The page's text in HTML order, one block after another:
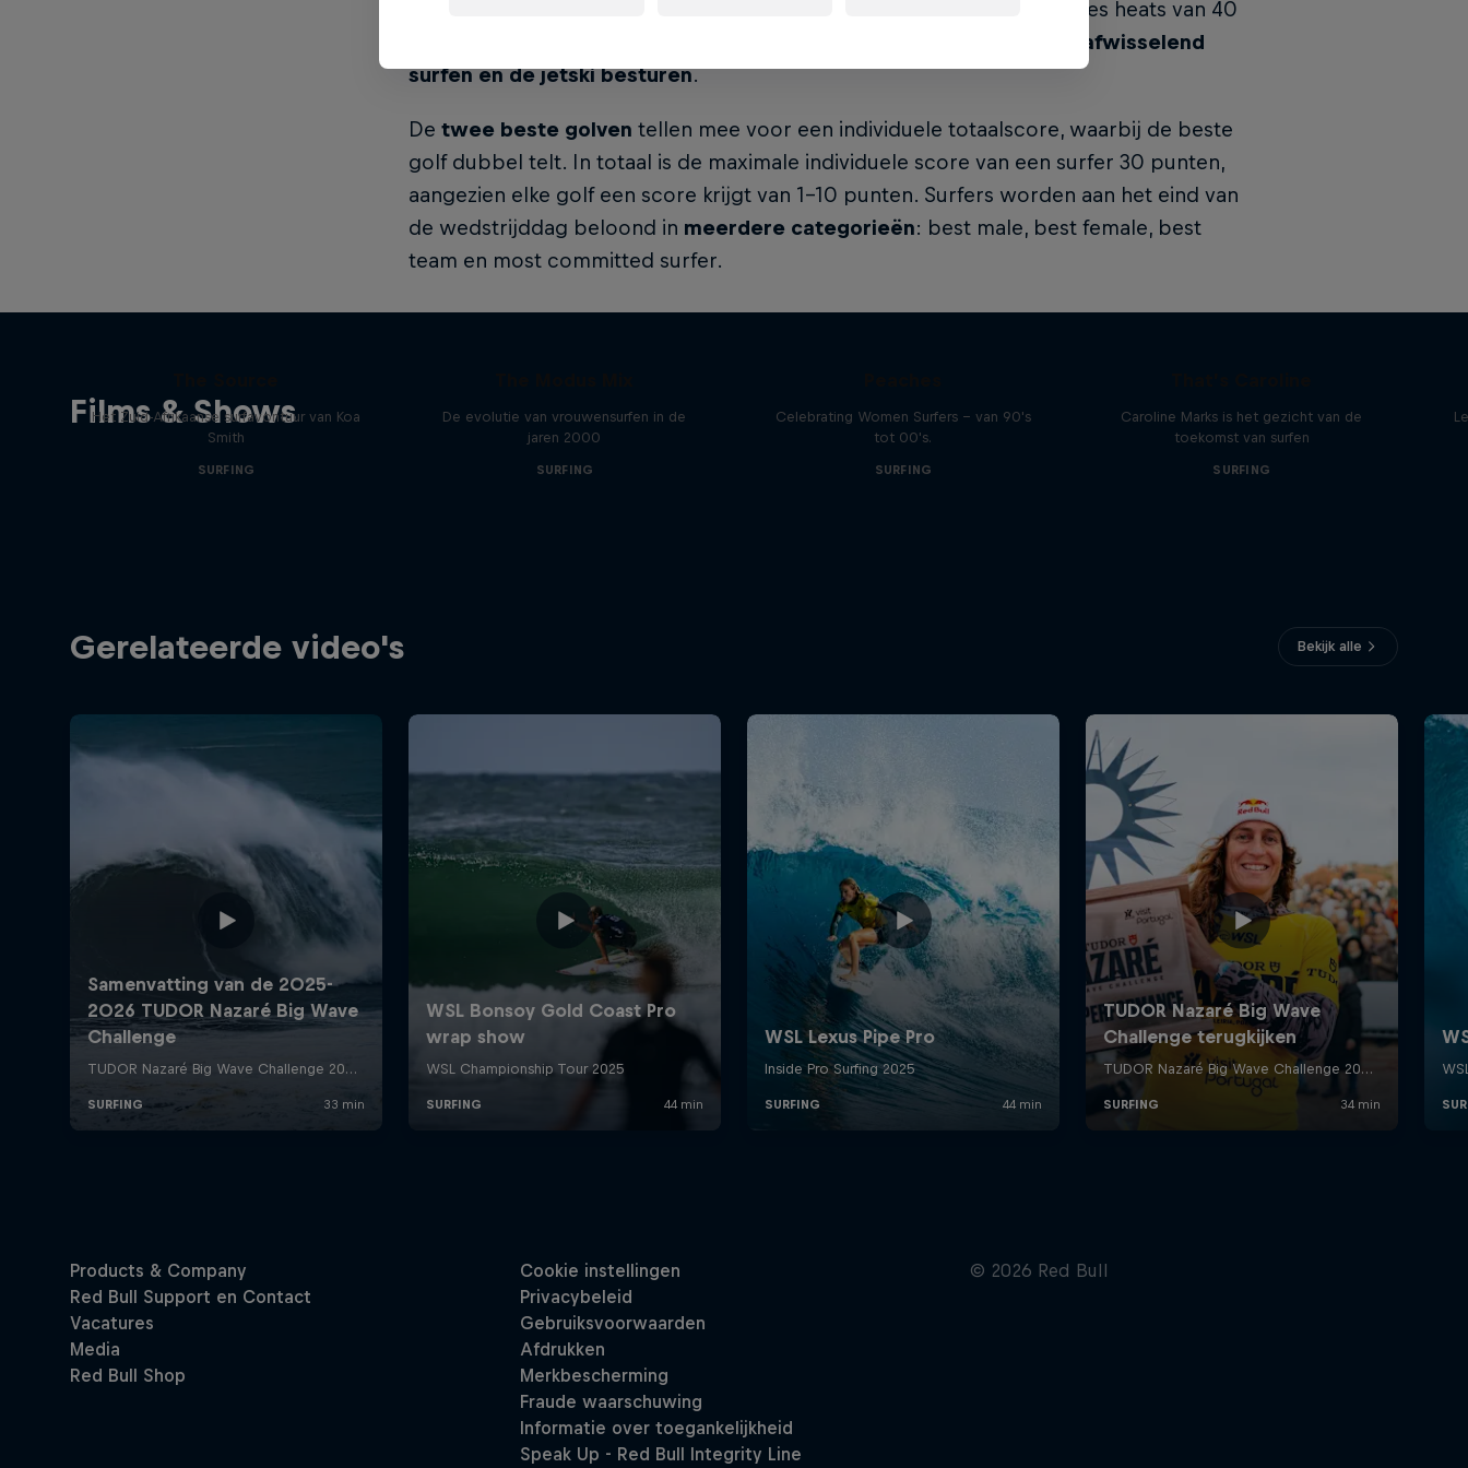
groepen, met drie teams in elke groep. De competitie heeft in totaal zes heats van 40
afwisselend
surfen en de jetski besturen.
De twee beste golven tellen mee voor een individuele totaalscore, waarbij de beste
golf dubbel telt. In totaal is de maximale individuele score van een surfer 30 punten,
aangezien elke golf een score krijgt van 1-10 punten. Surfers worden aan het eind van
de wedstrijddag beloond in meerdere categorieën: best male, best female, best
team en most committed surfer.
Films & Shows
Het Zuid-Afrikaanse surfavontuur van Koa
Smith
SURFING
De evolutie van vrouwensurfen in de
jaren 2000
SURFING
Celebrating Women Surfers - van 90's
tot 00's.
SURFING
Caroline Marks is het gezicht van de
toekomst van surfen
SURFING
Gerelateerde video's Bekijk alle